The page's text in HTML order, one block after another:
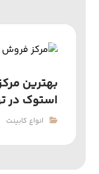
بهترین
استوک در
انواع کابینت